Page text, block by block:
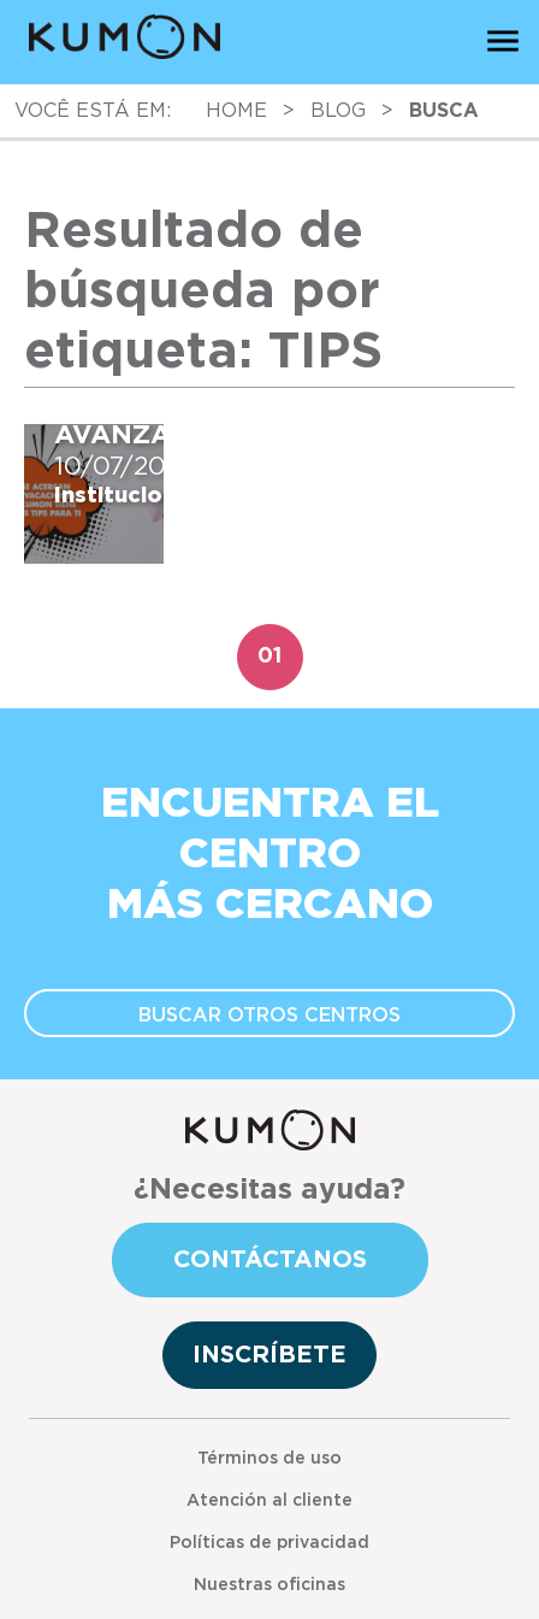
VOCÊ ESTÁ EM: HOME > BLOG > BUSCA
Resultado de
búsqueda por
etiqueta: TIPS
TIPS
PARA
QUE
EN
VACACIONES,
TUS
HIJOS
AVANZANDO
10/07/2019
Institucional
01
ENCUENTRA EL
CENTRO
MÁS CERCANO
BUSCAR OTROS CENTROS
¿Necesitas ayuda?
CONTÁCTANOS
INSCRÍBETE
Términos de uso
Atención al cliente
Políticas de privacidad
Nuestras oficinas